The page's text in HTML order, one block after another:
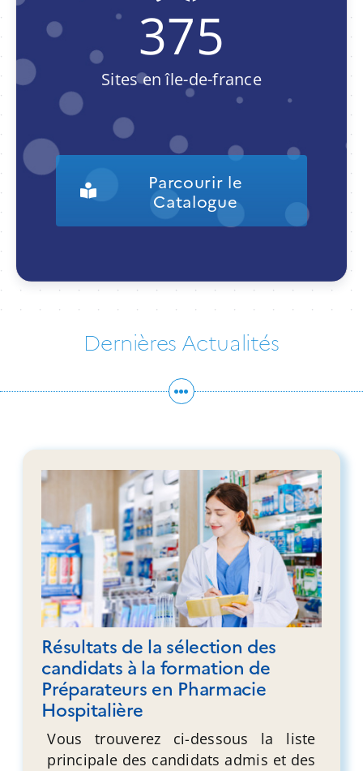
375
Sites en île-de-france
Parcourir le
Catalogue
Dernières Actualités
Résultats de la sélection des
candidats à la formation de
Préparateurs en Pharmacie
Hospitalière
Vous trouverez ci-dessous la liste
principale des candidats admis et des